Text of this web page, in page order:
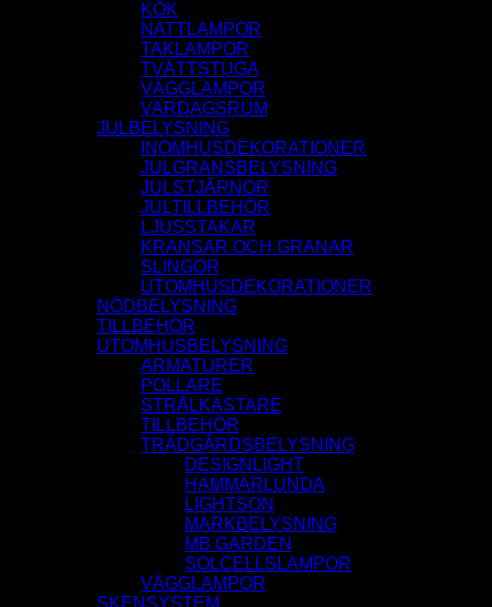
KÖK
NATTLAMPOR
TAKLAMPOR
TVÄTTSTUGA
VÄGGLAMPOR
VARDAGSRUM
JULBELYSNING
INOMHUSDEKORATIONER
JULGRANSBELYSNING
JULSTJÄRNOR
JULTILLBEHÖR
LJUSSTAKAR
KRANSAR OCH GRANAR
SLINGOR
UTOMHUSDEKORATIONER
NÖDBELYSNING
TILLBEHÖR
UTOMHUSBELYSNING
ARMATURER
POLLARE
STRÅLKASTARE
TILLBEHÖR
TRÄDGÅRDSBELYSNING
DESIGNLIGHT
HAMMARLUNDA
LIGHTSON
MARKBELYSNING
MB GARDEN
SOLCELLSLAMPOR
VÄGGLAMPOR